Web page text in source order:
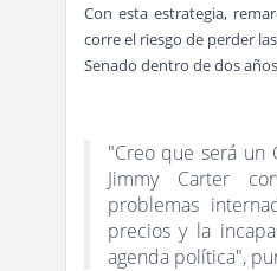
Con esta estrategia,
corre el riesgo de perder
Senado dentro de dos
"Creo que será un
Jimmy Carter
problemas
precios y la
agenda política",